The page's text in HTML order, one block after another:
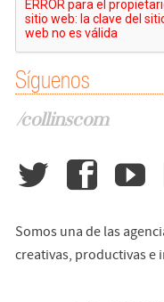
Síguenos
/collinscom
Somos una de las
creativas, productivas e